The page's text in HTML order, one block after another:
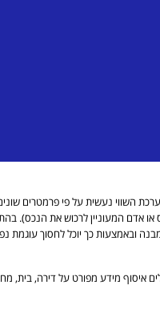
השווי נעשית על פי פרמטרים
או אדם המעוניין לרכוש את הנכס).
ובאמצעות כך יוכל לחסוך עוגמת
איסוף מידע מפורט על דירה, בית,